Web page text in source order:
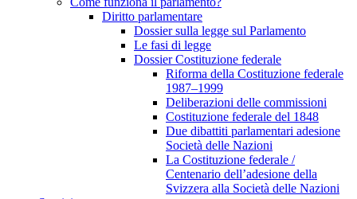
Diritto parlamentare
Dossier sulla legge sul Parlamento
Le fasi di legge
Dossier Costituzione federale
Riforma della Costituzione federale
1987–1999
Deliberazioni delle commissioni
Costituzione federale del 1848
Due dibattiti parlamentari adesione
Società delle Nazioni
La Costituzione federale /
Centenario dell’adesione della
Svizzera alla Società delle Nazioni